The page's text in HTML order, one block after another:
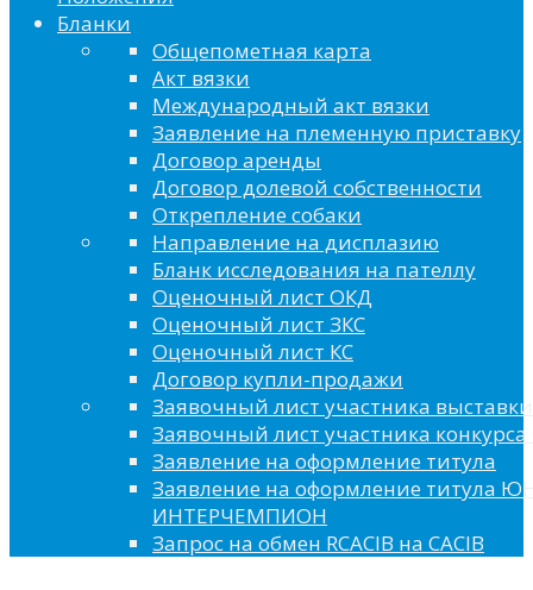
Бланки
Общепометная карта
Акт вязки
Международный акт вязки
Заявление на племенную приставку
Договор аренды
Договор долевой собственности
Открепление собаки
Направление на дисплазию
Бланк исследования на пателлу
Оценочный лист ОКД
Оценочный лист ЗКС
Оценочный лист КС
Договор купли-продажи
Заявочный лист участника выставки
Заявочный лист участника конкурса
Заявление на оформление титула
Заявление на оформление титула
ИНТЕРЧЕМПИОН
Запрос на обмен RCACIB на CACIB